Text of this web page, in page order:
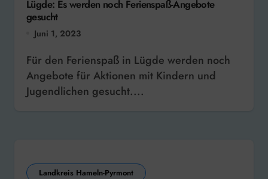
Lügde: Es werden noch Ferienspaß-Angebote
gesucht
Juni 1, 2023
Für den Ferienspaß in Lügde werden noch
Angebote für Aktionen mit Kindern und
Jugendlichen gesucht....
Landkreis Hameln-Pyrmont